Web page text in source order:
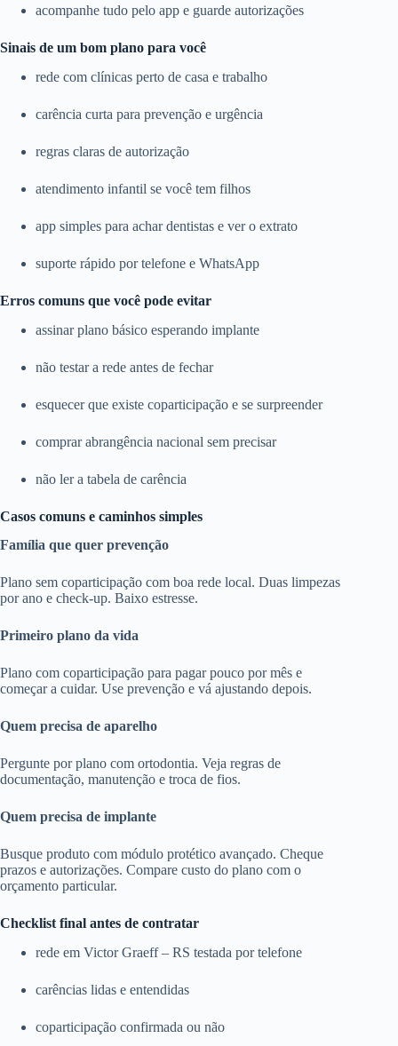
acompanhe tudo pelo app e guarde autorizações
Sinais de um bom plano para você
rede com clínicas perto de casa e trabalho
carência curta para prevenção e urgência
regras claras de autorização
atendimento infantil se você tem filhos
app simples para achar dentistas e ver o extrato
suporte rápido por telefone e WhatsApp
Erros comuns que você pode evitar
assinar plano básico esperando implante
não testar a rede antes de fechar
esquecer que existe coparticipação e se surpreender
comprar abrangência nacional sem precisar
não ler a tabela de carência
Casos comuns e caminhos simples
Família que quer prevenção
Plano sem coparticipação com boa rede local. Duas limpezas
por ano e check-up. Baixo estresse.
Primeiro plano da vida
Plano com coparticipação para pagar pouco por mês e
começar a cuidar. Use prevenção e vá ajustando depois.
Quem precisa de aparelho
Pergunte por plano com ortodontia. Veja regras de
documentação, manutenção e troca de fios.
Quem precisa de implante
Busque produto com módulo protético avançado. Cheque
prazos e autorizações. Compare custo do plano com o
orçamento particular.
Checklist final antes de contratar
rede em Victor Graeff – RS testada por telefone
carências lidas e entendidas
coparticipação confirmada ou não